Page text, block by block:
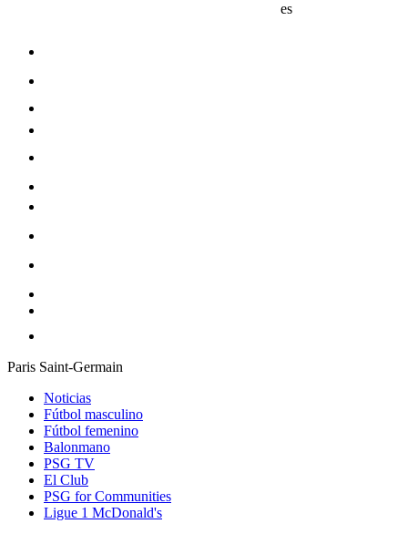
es
Paris Saint-Germain
Noticias
Fútbol masculino
Fútbol femenino
Balonmano
PSG TV
El Club
PSG for Communities
Ligue 1 McDonald's